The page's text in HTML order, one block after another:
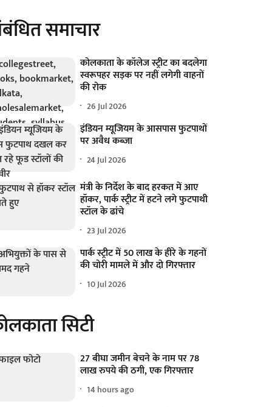
समाचार
कोलकाता के कॉलेज स्ट्रीट का बदलेगा
स्वरूपहर सड़क पर नहीं लगेगी वाहनों
की रोक
26 Jul 2026
इंडियन म्यूजियम के आसपास फुटपाथों
पर अवैध कब्जा
24 Jul 2026
मंत्री के निर्देश के बाद हरकत में आए
हॉकर, पार्क स्ट्रीट में हटने लगे फुटपाथी
स्टॉल के ढांचे
23 Jul 2026
पार्क स्ट्रीट में 50 लाख के हीरे के गहनों
की चोरी मामले में और दो गिरफ्तार
10 Jul 2026
सिटी
27 बीघा जमीन बेचने के नाम पर 78
लाख रुपये की ठगी, एक गिरफ्तार
14 hours ago